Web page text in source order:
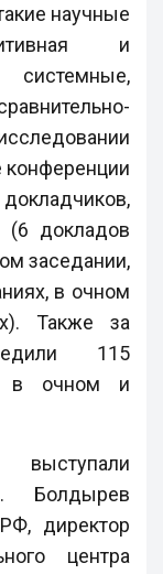
научные
и
системные,
конференции
докладов
заседании,
в очном
Также за
115
в очном и
Болдырев
директор
центра